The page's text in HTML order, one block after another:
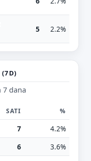
5 2.2%
7 dana
SATI %
7
4.2%
6
3.6%
želiš da ova
je